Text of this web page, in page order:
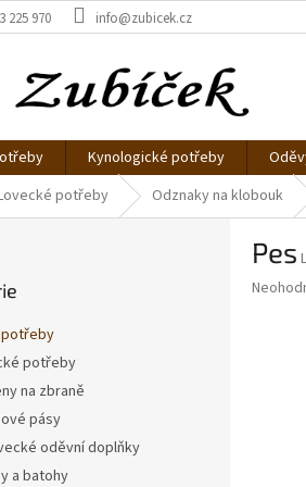
225 970 info@zubicek.cz
Kynologické potřeby
potřeby Odznaky na klobouk
potřeby
na zbraně
pásy
oděvní doplňky
a batohy
Pes